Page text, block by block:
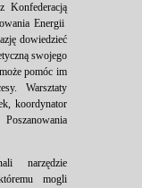
Konfederacją
Energii
dowiedzieć
swojego
pomóc im
Warsztaty
koordynator
narzędzie
mogli